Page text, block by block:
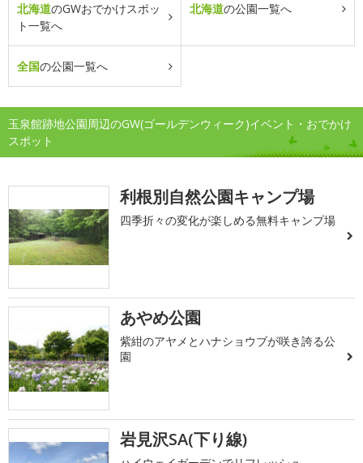
北海道のGWおでかけスポッ
ト一覧へ
北海道の公園一覧へ
全国の公園一覧へ
玉泉館跡地公園周辺のGW(ゴールデンウィーク)イベント・おでかけ
スポット
利根別自然公園キャンプ場
四季折々の変化が楽しめる無料キャンプ場
あやめ公園
紫紺のアヤメとハナショウブが咲き誇る公
園
岩見沢SA(下り線)